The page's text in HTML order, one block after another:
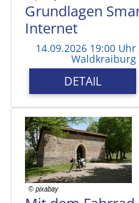
Grundlagen
Internet
14.09.2026 19:00 Uhr
Waldkraiburg
DETAIL